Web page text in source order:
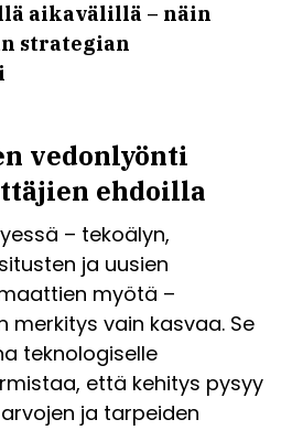
aikavälillä – näin
strategian
vedonlyönti
ehdoilla
– tekoälyn,
ja uusien
myötä –
vain kasvaa. Se
teknologiselle
että kehitys pysyy
ja tarpeiden